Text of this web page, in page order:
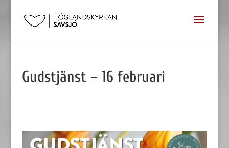
Gudstjänst – 16 februari